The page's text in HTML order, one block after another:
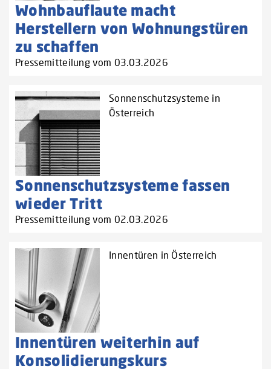
Wohnbauflaute macht
Herstellern von Wohnungstüren
zu schaffen‌
Pressemitteilung vom 03.03.2026
Sonnenschutzsysteme in
Österreich
Sonnenschutzsysteme fassen
wieder Tritt
Pressemitteilung vom 02.03.2026
Innentüren in Österreich
Innentüren weiterhin auf
Konsolidierungskurs